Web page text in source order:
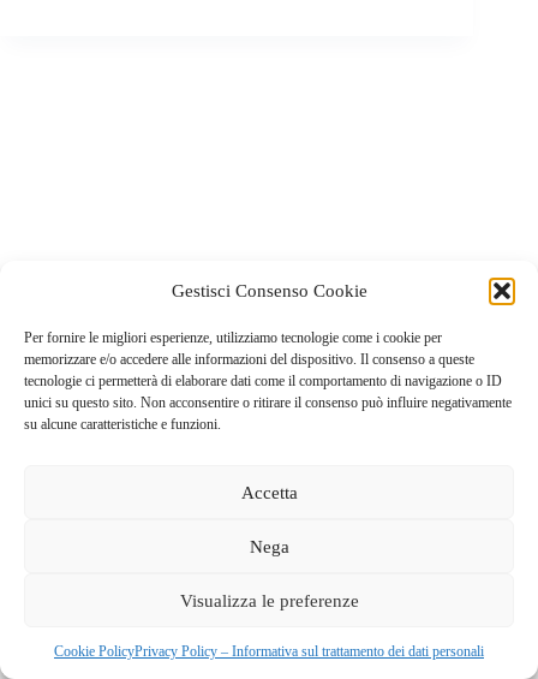
Gestisci Consenso Cookie
Per fornire le migliori esperienze, utilizziamo tecnologie come i cookie per
memorizzare e/o accedere alle informazioni del dispositivo. Il consenso a queste
tecnologie ci permetterà di elaborare dati come il comportamento di navigazione o ID
unici su questo sito. Non acconsentire o ritirare il consenso può influire negativamente
su alcune caratteristiche e funzioni.
Accetta
Nega
Visualizza le preferenze
Cookie PolicyPrivacy Policy – Informativa sul trattamento dei dati personali
Via Valmarina, 25 – 24123Bergamo| C.F. 04240740169 –
Copyright © 2026 - Tema WordPress sviluppato daCreative
Themes